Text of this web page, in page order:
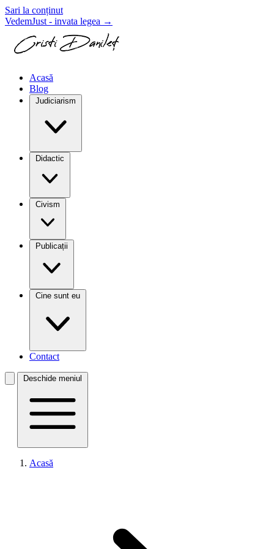
Sari la conținut
VedemJust - invata legea →
Acasă
Blog
Judiciarism
Didactic
Civism
Publicații
Cine sunt eu
Contact
Deschide meniul
Acasă